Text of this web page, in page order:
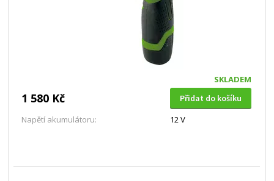
SKLADEM
1 580 Kč
Přidat do košíku
Napětí akumulátoru:
12 V